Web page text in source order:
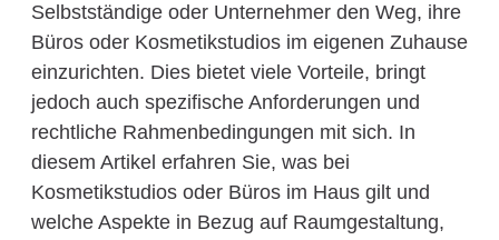
Selbstständige oder Unternehmer den Weg, ihre
Büros oder Kosmetikstudios im eigenen Zuhause
einzurichten. Dies bietet viele Vorteile, bringt
jedoch auch spezifische Anforderungen und
rechtliche Rahmenbedingungen mit sich. In
diesem Artikel erfahren Sie, was bei
Kosmetikstudios oder Büros im Haus gilt und
welche Aspekte in Bezug auf Raumgestaltung,